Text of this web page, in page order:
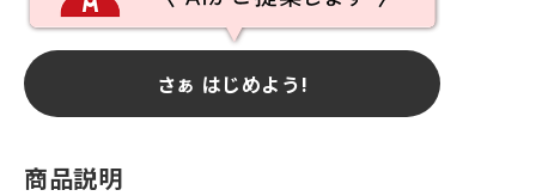
さぁ はじめよう!
商品説明